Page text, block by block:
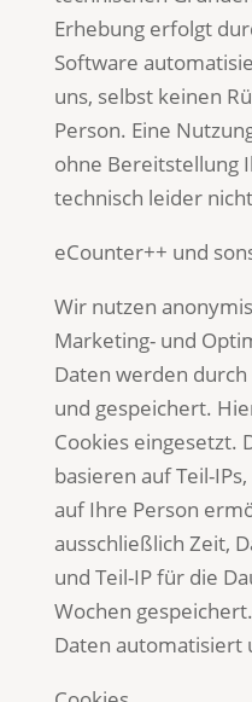
Erhebung erfolgt
Software
uns, selbst keinen
Person. Eine
ohne Bereitstellung
technisch leider
eCounter++ und
Wir nutzen
Marketing- und
Daten werden
und gespeichert.
Cookies eingesetzt.
basieren auf Teil-
auf Ihre Person
ausschließlich Zeit,
und Teil-IP für die
Wochen
Daten automatisiert